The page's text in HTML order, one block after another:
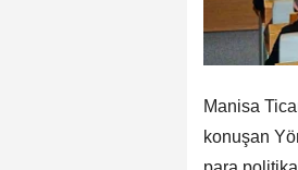
Manisa
konuşan